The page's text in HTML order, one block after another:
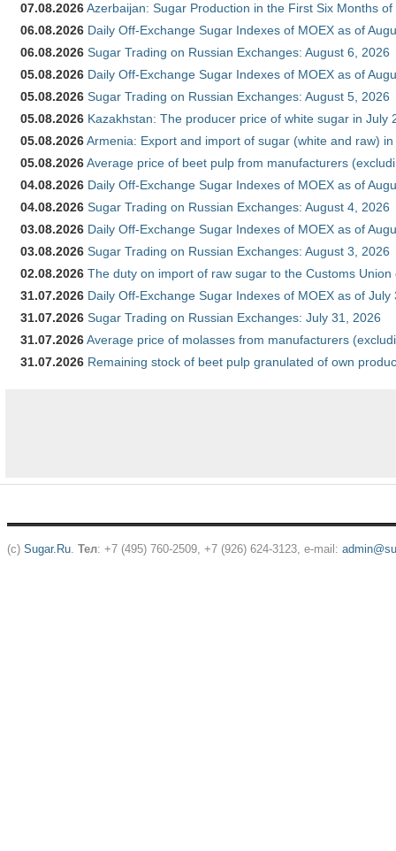
07.08.2026Azerbaijan: Sugar Production in the First Six Months of
06.08.2026 Daily Off-Exchange Sugar Indexes of MOEX as of
06.08.2026 Sugar Trading on Russian Exchanges: August 6, 2026
05.08.2026 Daily Off-Exchange Sugar Indexes of MOEX as of
05.08.2026 Sugar Trading on Russian Exchanges: August 5, 2026
05.08.2026 Kazakhstan: The producer price of white sugar in July
05.08.2026Armenia: Export and import of sugar (white and raw)
05.08.2026Average price of beet pulp from manufacturers
04.08.2026 Daily Off-Exchange Sugar Indexes of MOEX as of
04.08.2026 Sugar Trading on Russian Exchanges: August 4, 2026
03.08.2026 Daily Off-Exchange Sugar Indexes of MOEX as of
03.08.2026 Sugar Trading on Russian Exchanges: August 3, 2026
02.08.2026 The duty on import of raw sugar to the Customs
31.07.2026 Daily Off-Exchange Sugar Indexes of MOEX as of July
31.07.2026 Sugar Trading on Russian Exchanges: July 31, 2026
31.07.2026Average price of molasses from manufacturers
31.07.2026 Remaining stock of beet pulp granulated of own
(c) Sugar.Ru. Тел: +7 (495) 760-2509, +7 (926) 624-3123, e-mail: